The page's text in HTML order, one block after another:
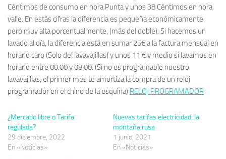
Céntimos de consumo en hora Punta y unos 38 Céntimos en hora
valle. En estás cifras la diferencia es pequeña económicamente
pero muy alta porcentualmente, (más del doble). Si hacemos un
lavado al día, la diferencia está en sumar 25€ a la factura mensual en
horario caro (Solo del lavavajillas) y unos 11 € y medio si lavamos en
horario entre 00:00 y 08:00. (Si no es programable nuestro
lavavajillas, el primer mes te amortiza la compra de un reloj
programador en el chino de la esquina) RELOJ PROGRAMADOR
¿Mercado libre o Tarifa
regulada?
29 diciembre, 2022
En «Noticias»
Nuevas tarifas electricidad, la
montaña rusa
1 junio, 2021
En «Noticias»